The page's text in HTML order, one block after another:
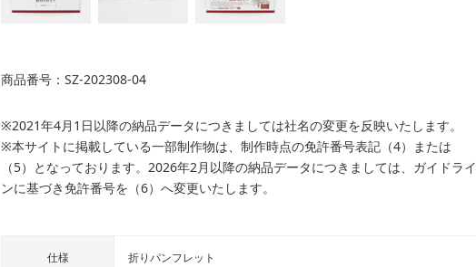
商品番号：SZ-202308-04
※2021年4月1日以降の納品データにつきましては社名の変更を反映いたします。
※本サイトに掲載している一部制作物は、制作時点の免許番号表記（4）または
（5）となっております。2026年2月以降の納品データにつきましては、ガイドライ
ンに基づき免許番号を（6）へ変更いたします。
仕様 折りパンフレット